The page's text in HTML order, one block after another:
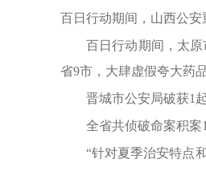
百日行动期间，山西公
百日行动期间，太
省9市，大肆虚假夸大药
晋城市公安局破获1
全省共侦破命案积案
“针对夏季治安特点